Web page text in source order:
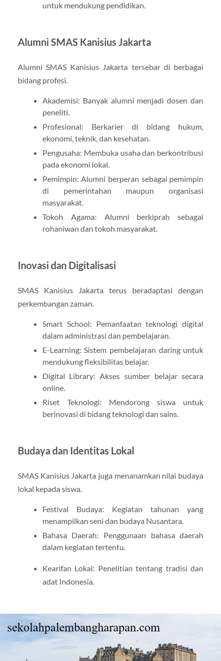
untuk mendukung pendidikan.
Alumni SMAS Kanisius Jakarta
Alumni SMAS Kanisius Jakarta tersebar di berbagai
bidang profesi.
Akademisi: Banyak alumni menjadi dosen dan
peneliti.
Profesional: Berkarier di bidang hukum,
ekonomi, teknik, dan kesehatan.
Pengusaha: Membuka usaha dan berkontribusi
pada ekonomi lokal.
Pemimpin: Alumni berperan sebagai pemimpin
di pemerintahan maupun organisasi
masyarakat.
Tokoh Agama: Alumni berkiprah sebagai
rohaniwan dan tokoh masyarakat.
Inovasi dan Digitalisasi
SMAS Kanisius Jakarta terus beradaptasi dengan
perkembangan zaman.
Smart School: Pemanfaatan teknologi digital
dalam administrasi dan pembelajaran.
E-Learning: Sistem pembelajaran daring untuk
mendukung fleksibilitas belajar.
Digital Library: Akses sumber belajar secara
online.
Riset Teknologi: Mendorong siswa untuk
berinovasi di bidang teknologi dan sains.
Budaya dan Identitas Lokal
SMAS Kanisius Jakarta juga menanamkan nilai budaya
lokal kepada siswa.
Festival Budaya: Kegiatan tahunan yang
menampilkan seni dan budaya Nusantara.
Bahasa Daerah: Penggunaan bahasa daerah
dalam kegiatan tertentu.
Kearifan Lokal: Penelitian tentang tradisi dan
adat Indonesia.